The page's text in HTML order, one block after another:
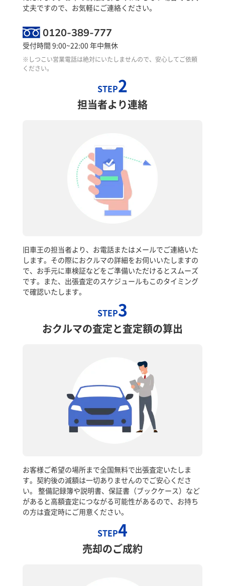
丈夫ですので、お気軽にご連絡ください。
0120-389-777
受付時間 9:00~22:00 年中無休
※しつこい営業電話は絶対にいたしませんので、安心してご依頼
ください。
STEP2
担当者より連絡
旧車王の担当者より、お電話またはメールでご連絡いた
します。その際におクルマの詳細をお伺いいたしますの
で、お手元に車検証などをご準備いただけるとスムーズ
です。また、出張査定のスケジュールもこのタイミング
で確認いたします。
STEP3
おクルマの査定と査定額の算出
お客様ご希望の場所まで全国無料で出張査定いたしま
す。契約後の減額は一切ありませんのでご安心くださ
い。 整備記録簿や説明書、保証書（ブックケース）など
があると高額査定につながる可能性があるので、お持ち
の方は査定時にご用意ください。
STEP4
売却のご成約